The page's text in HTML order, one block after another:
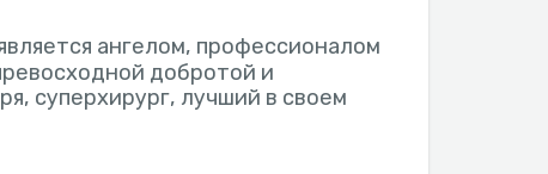
ангелом, профессионалом
добротой и
суперхирург, лучший в своем